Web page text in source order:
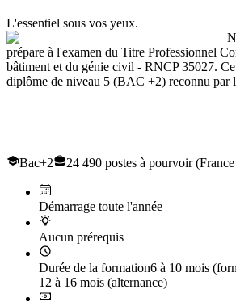
L'essentiel sous vos yeux.
prépare à l'examen du Titre Professionnel
bâtiment et du génie civil - RNCP 35027.
diplôme de niveau 5 (BAC +2) reconnu par
Bac+2 24 490 postes à pourvoir
Démarrage toute l'année
Aucun prérequis
Durée de la formation6 à 10 mois
12 à 16 mois (alternance)